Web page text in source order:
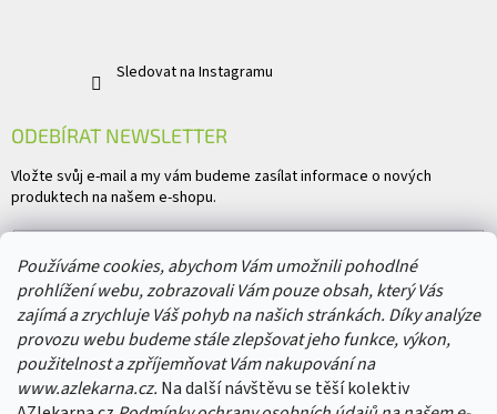
Používáme cookies, abychom Vám umožnili pohodlné
prohlížení webu, zobrazovali Vám pouze obsah, který Vás
zajímá a zrychluje Váš pohyb na našich stránkách. Díky analýze
provozu webu budeme stále zlepšovat jeho funkce, výkon,
použitelnost a zpříjemňovat Vám nakupování na
www.azlekarna.cz. Na další návštěvu se těší kolektiv
Sledovat na Instagramu
ODEBÍRAT NEWSLETTER
Vložte svůj e-mail a my vám budeme zasílat informace o nových
produktech na našem e-shopu.
Vložením e-mailu souhlasíte spodmínkami ochrany osobních údajů
PŘIHLÁSIT SE